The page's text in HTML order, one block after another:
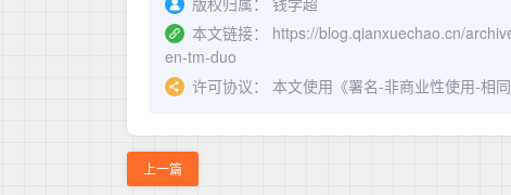
本文链接： https://blog.qianxuechao.cn/
en-tm-duo
许可协议： 本文使用《署名-非商业性使用-相
上一篇